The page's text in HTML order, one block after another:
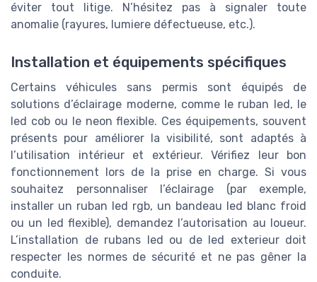
éviter tout litige. N’hésitez pas à signaler toute
anomalie (rayures, lumiere défectueuse, etc.).
Installation et équipements spécifiques
Certains véhicules sans permis sont équipés de
solutions d’éclairage moderne, comme le ruban led, le
led cob ou le neon flexible. Ces équipements, souvent
présents pour améliorer la visibilité, sont adaptés à
l’utilisation intérieur et extérieur. Vérifiez leur bon
fonctionnement lors de la prise en charge. Si vous
souhaitez personnaliser l’éclairage (par exemple,
installer un ruban led rgb, un bandeau led blanc froid
ou un led flexible), demandez l’autorisation au loueur.
L’installation de rubans led ou de led exterieur doit
respecter les normes de sécurité et ne pas gêner la
conduite.